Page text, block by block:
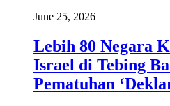
June 25, 2026
Lebih 80 Negara
Israel di Tebing
Pematuhan